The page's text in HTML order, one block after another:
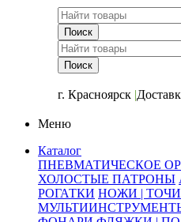
г. Красноярск |
Меню
Каталог
ПНЕВМАТИЧЕСКОЕ
ХОЛОСТЫЕ ПАТРОНЫ
РОГАТКИ НОЖИ |